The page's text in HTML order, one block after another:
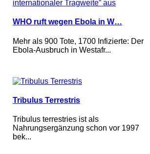
WHO ruft wegen Ebola in W…
Mehr als 900 Tote, 1700 Infizierte: Der
Ebola-Ausbruch in Westafr...
Tribulus Terrestris
Tribulus terrestries ist als
Nahrungsergänzung schon vor 1997
bek...